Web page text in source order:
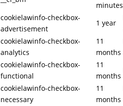
minutes
cookielawinfo-checkbox-
advertisement
1 year
cookielawinfo-checkbox-
analytics
11
months
cookielawinfo-checkbox-
functional
11
months
cookielawinfo-checkbox-
necessary
11
months